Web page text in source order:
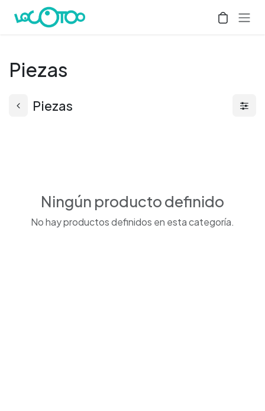
Ir al contenido
Piezas
Piezas
Ningún producto definido
No hay productos definidos en esta categoría.